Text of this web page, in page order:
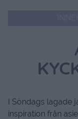
I Söndags lagade
inspiration från